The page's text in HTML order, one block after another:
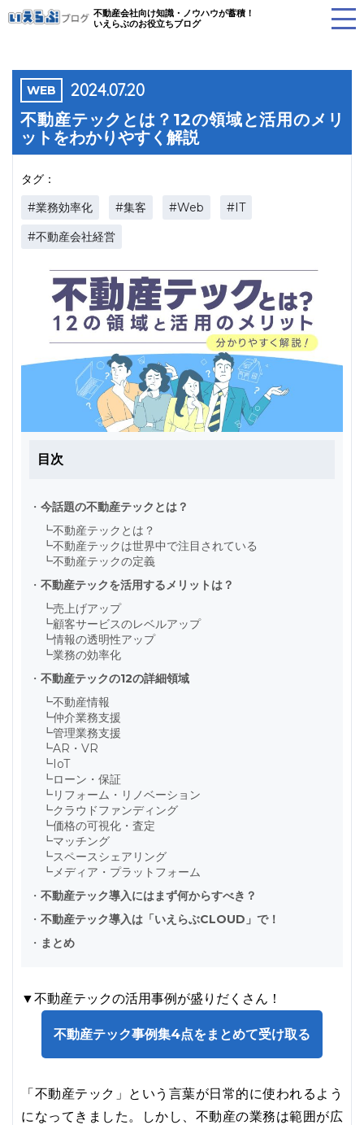
不動産会社向け知識・ノウハウが蓄積！
いえらぶのお役立ちブログ
WEB 2024.07.20
不動産テックとは？12の領域と活用のメリ
ットをわかりやすく解説
タグ：
#業務効率化 #集客 #Web
#IT
#不動産会社経営
目次
・ 今話題の不動産テックとは？
┗不動産テックとは？
┗不動産テックは世界中で注目されている
┗不動産テックの定義
・ 不動産テックを活用するメリットは？
┗売上げアップ
┗顧客サービスのレベルアップ
┗情報の透明性アップ
┗業務の効率化
・ 不動産テックの12の詳細領域
┗不動産情報
┗仲介業務支援
┗管理業務支援
┗AR・VR
┗IoT
┗ローン・保証
┗リフォーム・リノベーション
┗クラウドファンディング
┗価格の可視化・査定
┗マッチング
┗スペースシェアリング
┗メディア・プラットフォーム
・ 不動産テック導入にはまず何からすべき？
・ 不動産テック導入は「いえらぶCLOUD」で！
・ まとめ
▼不動産テックの活用事例が盛りだくさん！
不動産テック事例集4点をまとめて受け取る
「不動産テック」という言葉が日常的に使われるよう
になってきました。しかし、不動産の業務は範囲が広